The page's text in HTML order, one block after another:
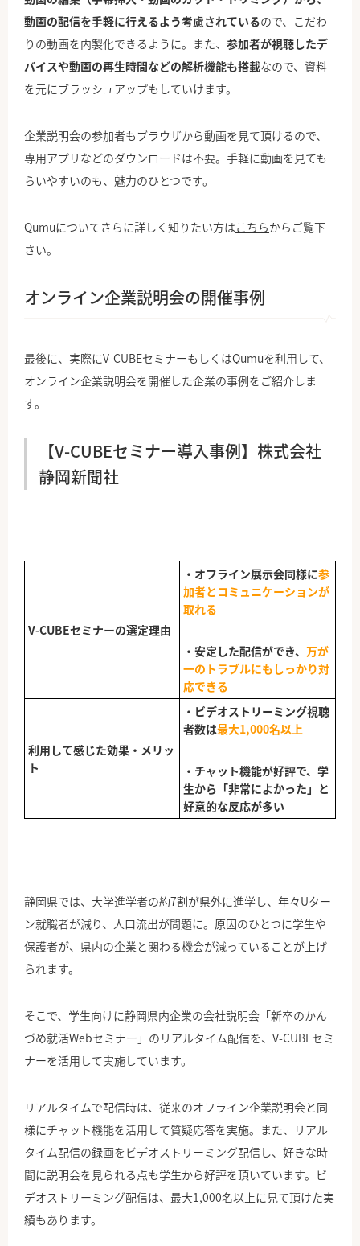
動画の配信を手軽に行えるよう考慮されているので、こだわ
りの動画を内製化できるように。また、 参加者が視聴したデ
バイスや動画の再生時間などの解析機能も搭載なので、資料
を元にブラッシュアップもしていけます。
企業説明会の参加者もブラウザから動画を見て頂けるので、
専用アプリなどのダウンロードは不要。手軽に動画を見ても
らいやすいのも、魅力のひとつです。
Qumuについてさらに詳しく知りたい方はこちらからご覧下
さい。
オンライン企業説明会の開催事例
最後に、実際にV-CUBEセミナーもしくはQumuを利用して、
オンライン企業説明会を開催した企業の事例をご紹介しま
す。
【V-CUBEセミナー導入事例】株式会社
静岡新聞社
V-CUBEセミナーの選定理由
・オフライン展示会同様に参
加者とコミュニケーションが
取れる
・安定した配信ができ、 万が
一のトラブルにもしっかり対
応できる
利用して感じた効果・メリッ
ト
・ビデオストリーミング視聴
者数は最大1,000名以上
・チャット機能が好評で、学
生から「非常によかった」と
好意的な反応が多い
静岡県では、大学進学者の約7割が県外に進学し、年々Uター
ン就職者が減り、人口流出が問題に。原因のひとつに学生や
保護者が、県内の企業と関わる機会が減っていることが上げ
られます。
そこで、学生向けに静岡県内企業の会社説明会「新卒のかん
づめ就活Webセミナー」のリアルタイム配信を、V-CUBEセミ
ナーを活用して実施しています。
リアルタイムで配信時は、従来のオフライン企業説明会と同
様にチャット機能を活用して質疑応答を実施。また、リアル
タイム配信の録画をビデオストリーミング配信し、好きな時
間に説明会を見られる点も学生から好評を頂いています。ビ
デオストリーミング配信は、最大1,000名以上に見て頂けた実
績もあります。